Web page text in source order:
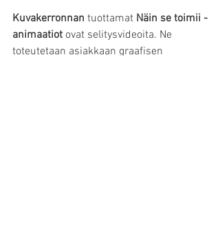
Kuvakerronnan tuottamat Näin se toimii -
animaatiot ovat selitysvideoita. Ne
toteutetaan asiakkaan graafisen